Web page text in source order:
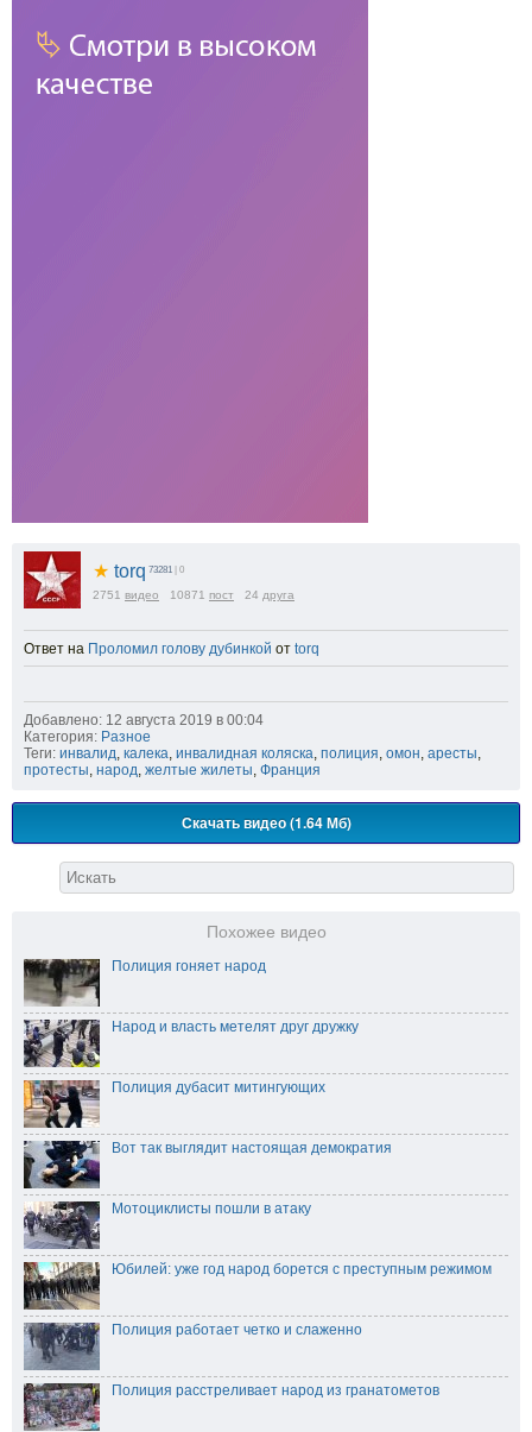
★ torq 73281 | 0
2751 видео 10871 пост 24 друга
Ответ на Проломил голову дубинкой от torq
Добавлено: 12 августа 2019 в 00:04
Категория: Разное
Теги: инвалид калека инвалидная коляска полиция омон аресты
протесты народ желтые жилеты Франция
Скачать видео (1.64 Мб)
Похожее видео
Полиция гоняет народ
Народ и власть метелят друг дружку
Полиция дубасит митингующих
Вот так выглядит настоящая демократия
Мотоциклисты пошли в атаку
Юбилей: уже год народ борется с преступным режимом
Полиция работает четко и слаженно
Полиция расстреливает народ из гранатометов